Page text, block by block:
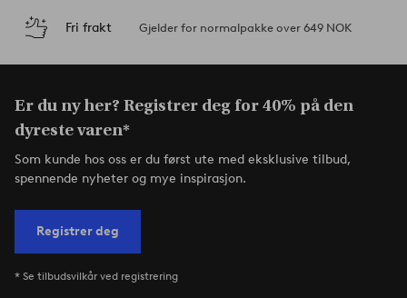
Fri frakt Gjelder for normalpakke over 649 NOK
Er du ny her? Registrer deg for 40% på den
dyreste varen*
Som kunde hos oss er du først ute med eksklusive tilbud,
spennende nyheter og mye inspirasjon.
Registrer deg
* Se tilbudsvilkår ved registrering